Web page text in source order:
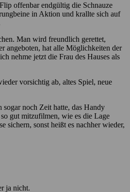
offenbar endgültig die Schnauze
in Aktion und krallte sich auf
Man wird freundlich gerettet,
angeboten, hat alle Möglichkeiten der
nehme jetzt die Frau des Hauses als
vorsichtig ab, altes Spiel, neue
sogar noch Zeit hatte, das Handy
gut mitzufilmen, wie es die Lage
sichern, sonst heißt es nachher wieder,
ja nicht.